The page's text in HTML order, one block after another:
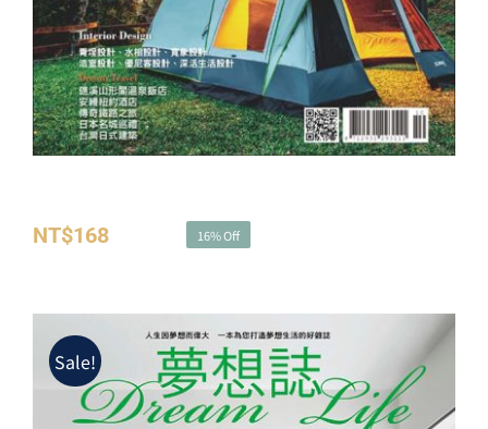
原
價
格：
NT$200。
NT$168
目
價
格：
NT$168。
16% Off
Sale!